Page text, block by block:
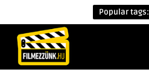
Popular tags: